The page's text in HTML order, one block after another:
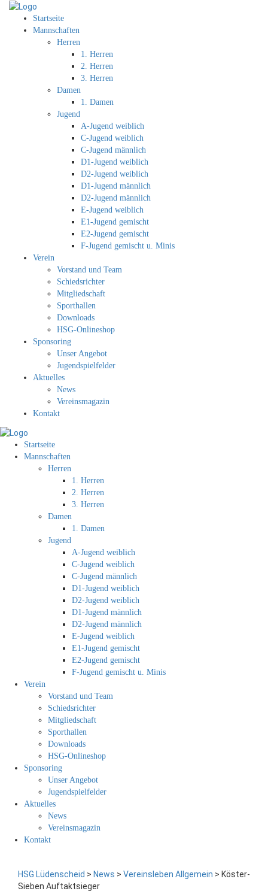
Startseite
Mannschaften
Herren
1. Herren
2. Herren
3. Herren
Damen
1. Damen
Jugend
A-Jugend weiblich
C-Jugend weiblich
C-Jugend männlich
D1-Jugend weiblich
D2-Jugend weiblich
D1-Jugend männlich
D2-Jugend männlich
E-Jugend weiblich
E1-Jugend gemischt
E2-Jugend gemischt
F-Jugend gemischt u. Minis
Verein
Vorstand und Team
Schiedsrichter
Mitgliedschaft
Sporthallen
Downloads
HSG-Onlineshop
Sponsoring
Unser Angebot
Jugendspielfelder
Aktuelles
News
Vereinsmagazin
Kontakt
Startseite
Mannschaften
Herren
1. Herren
2. Herren
3. Herren
Damen
1. Damen
Jugend
A-Jugend weiblich
C-Jugend weiblich
C-Jugend männlich
D1-Jugend weiblich
D2-Jugend weiblich
D1-Jugend männlich
D2-Jugend männlich
E-Jugend weiblich
E1-Jugend gemischt
E2-Jugend gemischt
F-Jugend gemischt u. Minis
Verein
Vorstand und Team
Schiedsrichter
Mitgliedschaft
Sporthallen
Downloads
HSG-Onlineshop
Sponsoring
Unser Angebot
Jugendspielfelder
Aktuelles
News
Vereinsmagazin
Kontakt
HSG Lüdenscheid > News > Vereinsleben Allgemein > Köster-
Sieben Auftaktsieger